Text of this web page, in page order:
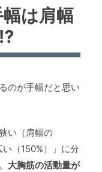
は肩幅
のが手幅だと思い
い（肩幅の
（150%）」に分
大胸筋の活動量が